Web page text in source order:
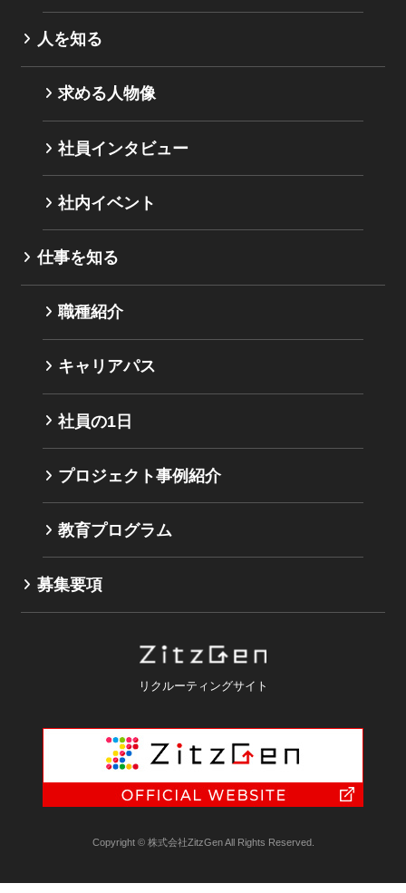
人を知る
求める人物像
社員インタビュー
社内イベント
仕事を知る
職種紹介
キャリアパス
社員の1日
プロジェクト事例紹介
教育プログラム
募集要項
リクルーティングサイト
Copyright © 株式会社ZitzGen All Rights Reserved.